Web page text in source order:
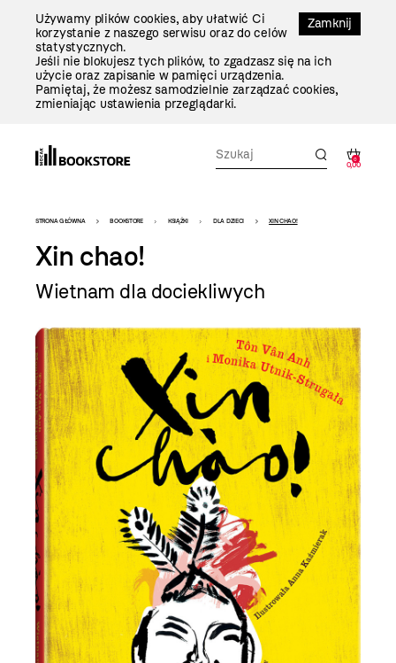
Zamknij
Używamy plików cookies, aby ułatwić Ci
korzystanie z naszego serwisu oraz do celów
statystycznych.
Jeśli nie blokujesz tych plików, to zgadzasz się na ich
użycie oraz zapisanie w pamięci urządzenia.
Pamiętaj, że możesz samodzielnie zarządzać cookies,
zmieniając ustawienia przeglądarki.
0
0,00
Bookstore
-
szablon
szczegóły
STRONA GŁÓWNA BOOKSTORE KSIĄŻKI DLA DZIECI XIN CHAO!
Xin chao!
Wietnam dla dociekliwych